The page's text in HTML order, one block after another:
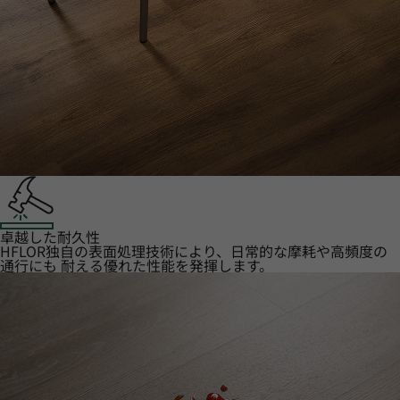
卓越した耐久性
HFLOR独自の表面処理技術により、日常的な摩耗や高頻度の
通行にも 耐える優れた性能を発揮します。